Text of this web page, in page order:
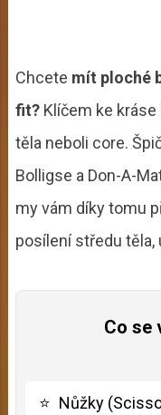
Chcete mít ploché
fit?Klíčem ke kráse
těla neboli core.
Bolligse a Don-A-
my vám díky tomu
posílení středu
Co se
⭐ Nůžky